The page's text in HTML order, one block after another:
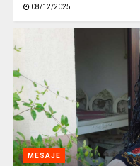
08/12/2025
MESAJE